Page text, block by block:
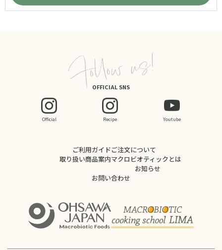
OFFICIAL SNS
Official Recipe Youtube
ご利用ガイドご注文について
取り扱い商品案内マクロビオティックとは
お知らせ
お問い合わせ